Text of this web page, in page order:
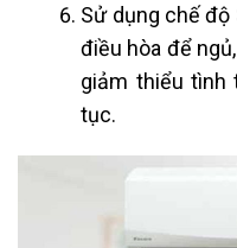
Sử dụng chế độ
điều hòa để
giảm thiểu tình
tục.